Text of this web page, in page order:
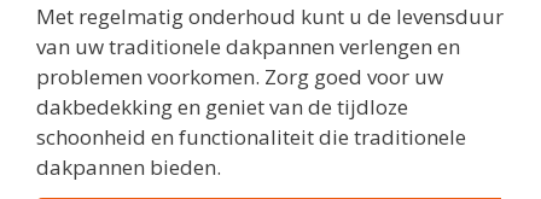
Met regelmatig onderhoud kunt u de levensduur
van uw traditionele dakpannen verlengen en
problemen voorkomen. Zorg goed voor uw
dakbedekking en geniet van de tijdloze
schoonheid en functionaliteit die traditionele
dakpannen bieden.